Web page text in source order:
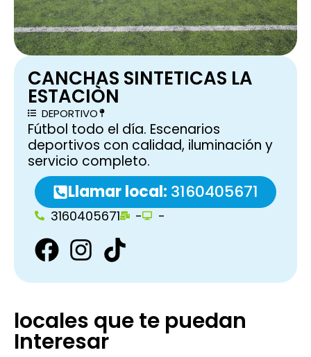
CANCHAS SINTETICAS LA
ESTACIÒN
DEPORTIVO
Fútbol todo el día. Escenarios
deportivos con calidad, iluminación y
servicio completo.
Llamar local: 3160405671
3160405671 - -
locales que te puedan
Interesar